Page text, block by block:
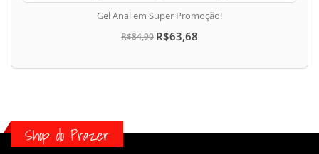
dias hora min seg
Gel Anal em Super Promoção!
R$84,90 R$63,68
Shop do Prazer